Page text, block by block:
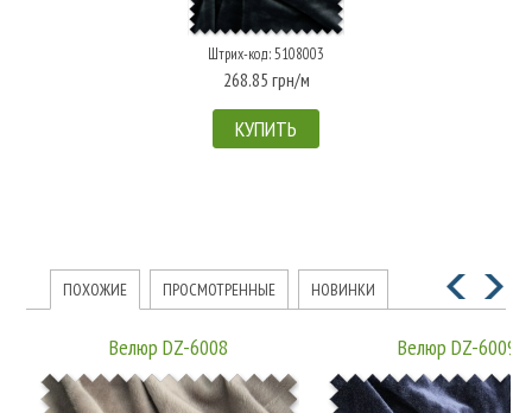
Штрих-код: 5108003
268.85 грн/м
КУПИТЬ
ПОХОЖИЕ ПРОСМОТРЕННЫЕ НОВИНКИ
Велюр DZ-6008 Велюр DZ-6009